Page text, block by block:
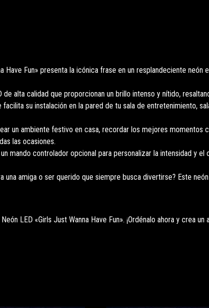
Have Fun» presenta la icónica frase en un resplandeciente
de alta calidad que proporcionan un brillo intenso y nítido,
su instalación en la pared de tu sala de entretenimiento,
un ambiente festivo en casa, recordar los mejores momentos
las ocasiones.
mando controlador opcional para personalizar la intensidad y
una amiga o ser querido que siempre busca divertirse? Este
LED «Girls Just Wanna Have Fun». ¡Ordénalo ahora y crea